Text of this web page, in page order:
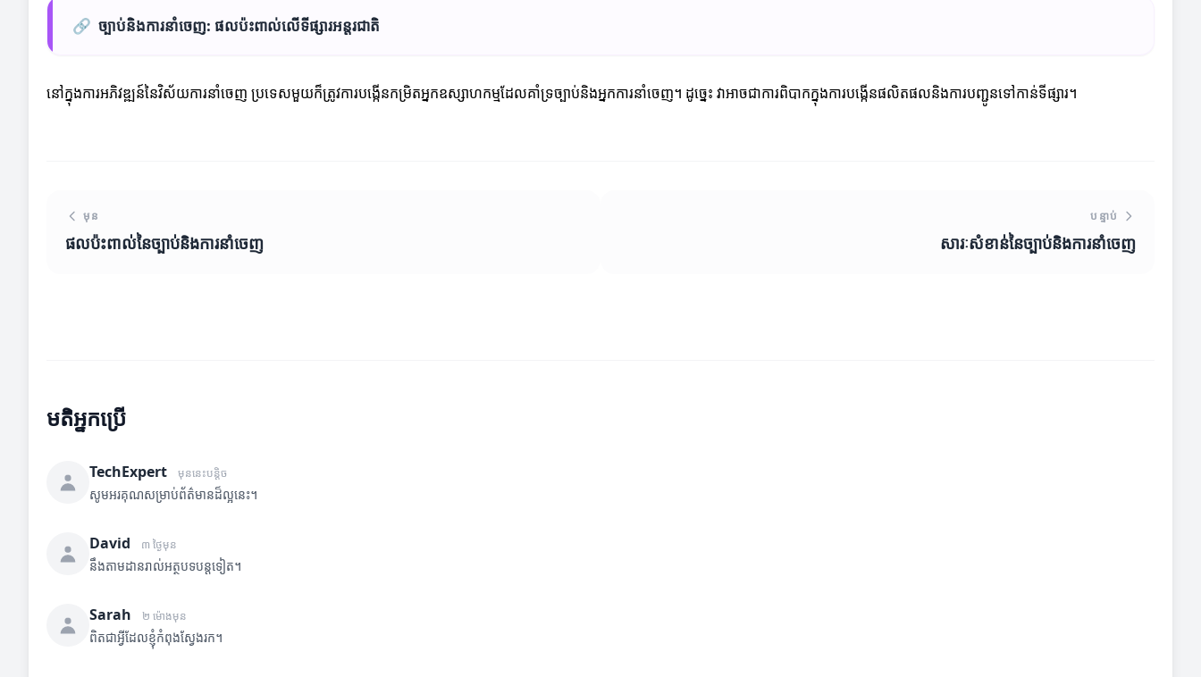
🔗 ច្បាប់និងការនាំចេញ: ផលប៉ះពាល់លើទីផ្សារអន្តរជាតិ
នៅក្នុងការអភិវឌ្ឍន៍នៃវិស័យការនាំចេញ ប្រទេសមួយក៏ត្រូវការបង្កើនកម្រិតអ្នកឧស្សាហកម្មដែលគាំទ្រច្បាប់និងអ្នកការនាំចេញ។ ដូច្នេះ វាអាចជាការពិបាកក្នុងការបង្កើនផលិតផលនិងការបញ្ជូនទៅកាន់ទីផ្សារ។
មុន
ផលប៉ះពាល់នៃច្បាប់និងការនាំចេញ
បន្ទាប់
សារៈសំខាន់នៃច្បាប់និងការនាំចេញ
មតិអ្នកប្រើ
TechExpert មុននេះបន្តិច
សូមអរគុណសម្រាប់ព័ត៌មានដ៏ល្អនេះ។
David ៣ ថ្ងៃមុន
នឹងតាមដានរាល់អត្ថបទបន្តទៀត។
Sarah ២ ម៉ោងមុន
ពិតជាអ្វីដែលខ្ញុំកំពុងស្វែងរក។